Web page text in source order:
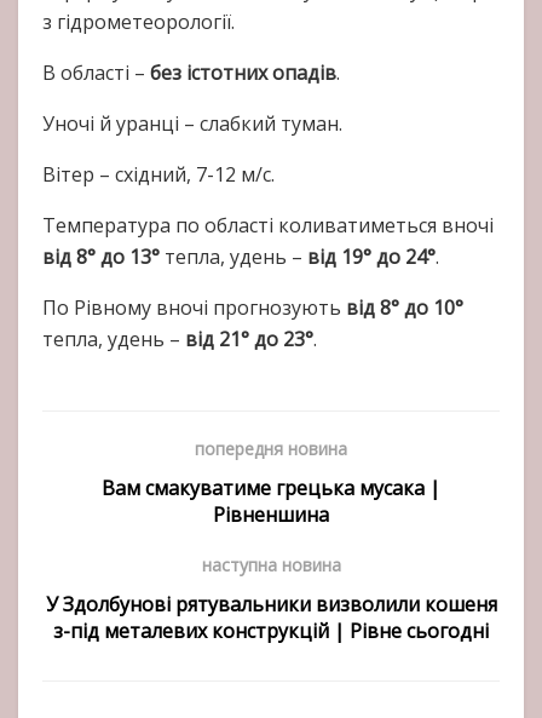
з гідрометеорології.
В області – без істотних опадів.
Уночі й уранці – слабкий туман.
Вітер – східний, 7-12 м/с.
Температура по області коливатиметься вночі
від 8° до 13° тепла, удень – від 19° до 24°.
По Рівному вночі прогнозують від 8° до 10°
тепла, удень – від 21° до 23°.
попередня новина
Вам смакуватиме грецька мусака |
Рівненшина
наступна новина
У Здолбунові рятувальники визволили кошеня
з-під металевих конструкцій | Рівне сьогодні